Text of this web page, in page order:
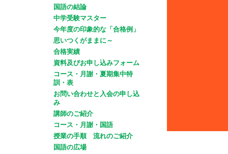
国語の結論
中学受験マスター
今年度の印象的な「合格例」
思いつくがままに～
合格実績
資料及びお申し込みフォーム
コース・月謝・夏期集中特
訓・表
お問い合わせと入会の申し込
み
講師のご紹介
コース・月謝・国語
授業の手順 流れのご紹介
国語の広場